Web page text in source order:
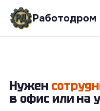
Работодром
Нужен
в офис или на